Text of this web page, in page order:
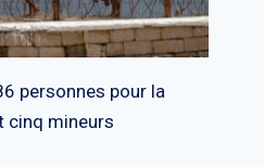
personnes pour la
cinq mineurs